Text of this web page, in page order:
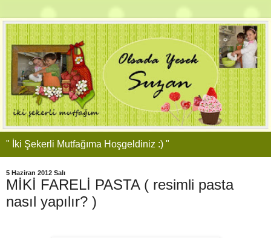
" İki Şekerli Mutfağıma Hoşgeldiniz :) "
5 Haziran 2012 Salı
MİKİ FARELİ PASTA ( resimli pasta
nasıl yapılır? )